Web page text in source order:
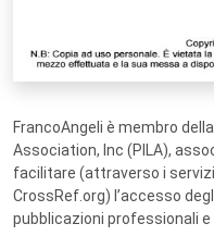
FrancoAngeli è membro
Association, Inc (PILA),
facilitare (attraverso i
CrossRef.org) l’accesso
pubblicazioni professionali e